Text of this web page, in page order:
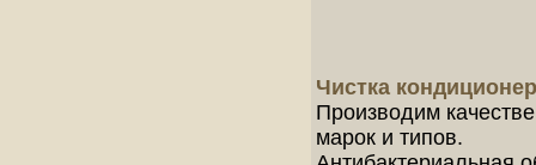
Чистка
Производим
марок и типов.